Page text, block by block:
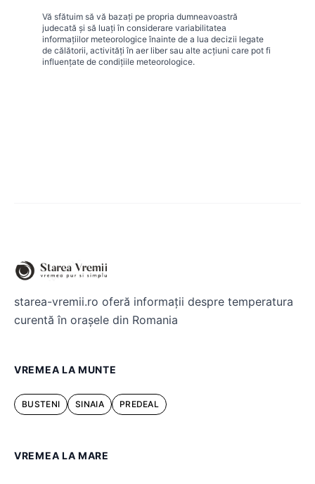
Vă sfătuim să vă bazați pe propria dumneavoastră
judecată și să luați în considerare variabilitatea
informațiilor meteorologice înainte de a lua decizii legate
de călătorii, activități în aer liber sau alte acțiuni care pot fi
influențate de condițiile meteorologice.
starea-vremii.ro oferă informații despre temperatura
curentă în orașele din Romania
VREMEA LA MUNTE
BUSTENI SINAIA PREDEAL
VREMEA LA MARE